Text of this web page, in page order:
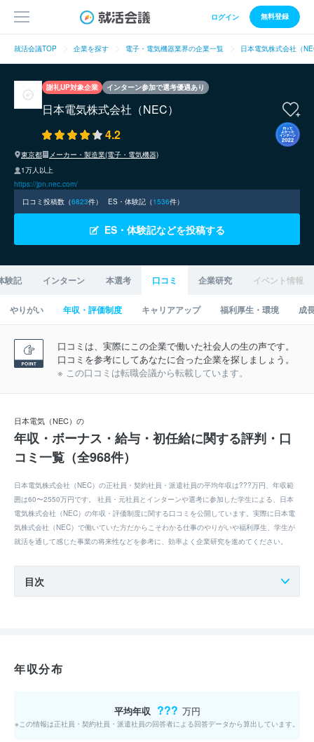
ログイン 無料登録
就活会議TOP 企業を探す 電子・電気機器業界の企業一覧 日本電気株式会社（
謝礼UP対象企業 インターン参加で選考優遇あり
日本電気株式会社（NEC）
4.2
東京都
メーカー・製造業(電子・電気機器)
1万人以上
https://jpn.nec.com/
口コミ投稿数（6823件） ES・体験記（1536件）
ES・体験記などを投稿する
験記 インターン 本選考 口コミ 企業研究 イベント情報
やりがい 年収・評価制度 キャリアアップ 福利厚生・環境 成
口コミは、実際にこの企業で働いた社会人の生の声です。
口コミを参考にしてあなたに合った企業を探しましょう。
※ この口コミは転職会議から転載しています。
日本電気（NEC）の
年収・ボーナス・給与・初任給に関する評判・口
コミ一覧（全968件）
日本電気株式会社（NEC）の正社員・契約社員・派遣社員の平均年収は???万円、年収範
囲は60〜2550万円です。 社員・元社員とインターンや選考に参加した学生による、日本
電気株式会社（NEC）の年収・評価制度に関する口コミを公開しています。実際に日本電
気株式会社（NEC）で働いていた方だからこそわかる仕事のやりがいや福利厚生、学生が
就活を通して感じた事業の将来性などを参考に、効率よく企業研究を進めてください。
目次
年収分布
平均年収 ??? 万円
※この情報は正社員・契約社員・派遣社員の回答者による回答データから算出しています。